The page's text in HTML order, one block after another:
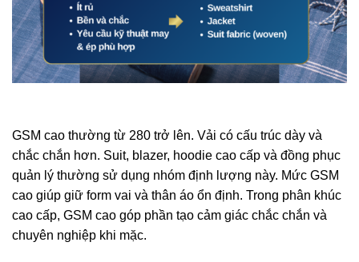
GSM cao thường từ 280 trở lên. Vải có cấu trúc dày và
chắc chắn hơn. Suit, blazer, hoodie cao cấp và đồng phục
quản lý thường sử dụng nhóm định lượng này. Mức GSM
cao giúp giữ form vai và thân áo ổn định. Trong phân khúc
cao cấp, GSM cao góp phần tạo cảm giác chắc chắn và
chuyên nghiệp khi mặc.